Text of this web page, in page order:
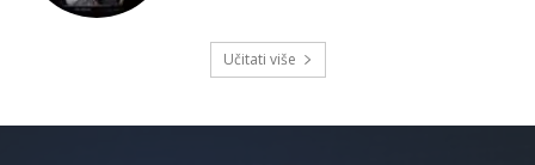
Učitati više